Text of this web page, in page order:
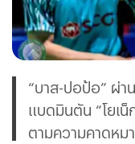
“บาส-ปอป้อ” ผ่า
แบดมินตัน “โยเ
ตามความคาดหม